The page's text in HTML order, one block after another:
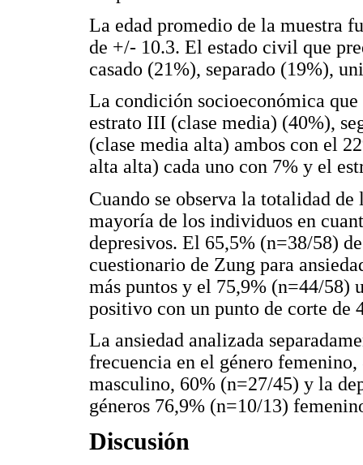
La edad promedio de la muestra
de +/- 10.3. El estado civil que
casado (21%), separado (19%),
La condición socioeconómica
estrato III (clase media) (40%),
(clase media alta) ambos con el
alta alta) cada uno con 7% y el
Cuando se observa la totalidad
mayoría de los individuos en
depresivos. El 65,5% (n=38/58)
cuestionario de Zung para
más puntos y el 75,9% (n=44/58)
positivo con un punto de corte de
La ansiedad analizada
frecuencia en el género
masculino, 60% (n=27/45) y la
géneros 76,9% (n=10/13)
Discusión